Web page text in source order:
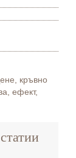
кръвно
ефект,